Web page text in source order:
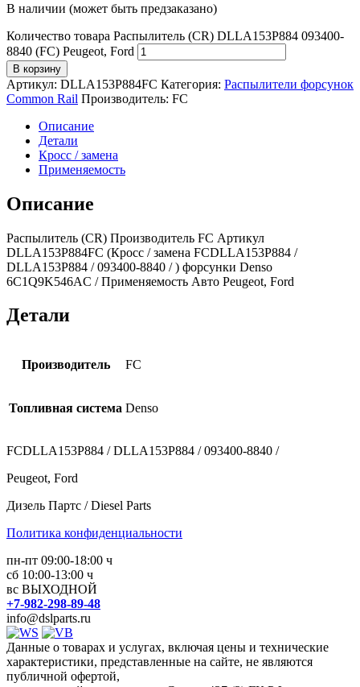
В наличии (может быть предзаказано)
Количество товара Распылитель (CR) DLLA153P884 093400-
8840 (FC) Peugeot, Ford
В корзину
Артикул: DLLA153P884FC Категория: Распылители форсунок
Common Rail Производитель: FC
Описание
Детали
Кросс / замена
Применяемость
Описание
Распылитель (CR) Производитель FC Артикул
DLLA153P884FC (Кросс / замена FCDLLA153P884 /
DLLA153P884 / 093400-8840 / ) форсунки Denso
6C1Q9K546AC / Применяемость Авто Peugeot, Ford
Детали
Производитель FC
Топливная система Denso
FCDLLA153P884 / DLLA153P884 / 093400-8840 /
Peugeot, Ford
Дизель Партс / Diesel Parts
Политика конфиденциальности
пн-пт 09:00-18:00 ч
сб 10:00-13:00 ч
вс ВЫХОДНОЙ
+7-982-298-89-48
info@dslparts.ru
Данные о товарах и услугах, включая цены и технические
характеристики, представленные на сайте, не являются
публичной офертой,